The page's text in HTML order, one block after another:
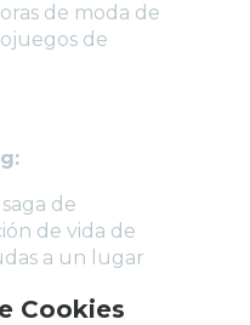
de moda de
de
de
de vida de
a un lugar
y sin objetivos
Cookies